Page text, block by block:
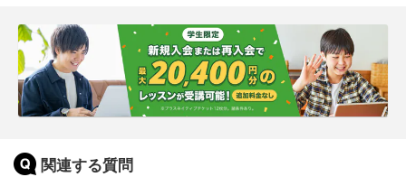
関連する質問